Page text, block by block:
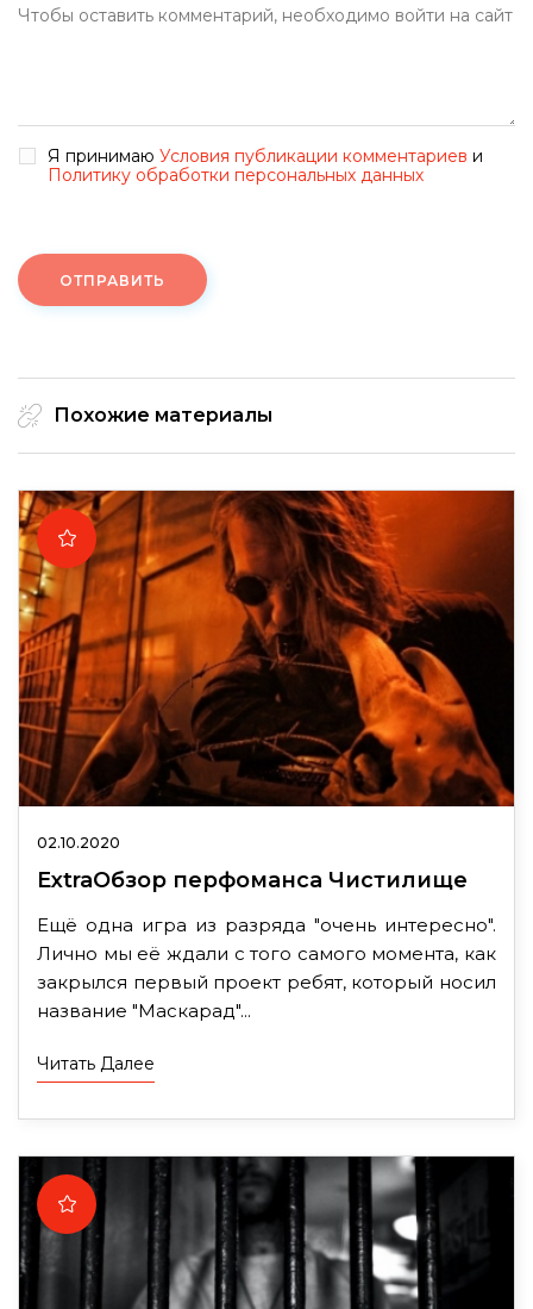
Я принимаю Условия публикации комментариев и
Политику обработки персональных данных
ОТПРАВИТЬ
Похожие материалы
02.10.2020
ExtraОбзор перфоманса Чистилище
Ещё одна игра из разряда "очень интересно".
Лично мы её ждали с того самого момента, как
закрылся первый проект ребят, который носил
название "Маскарад"...
Читать Далее